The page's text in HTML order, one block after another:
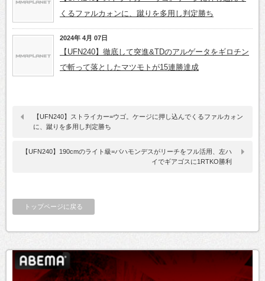
くるファルカォンに、蹴りを多用し判定勝ち
2024年 4月 07日
【UFN240】徹底して突進&TDのアルゲータをギロチン
で斬って落としたマツモトが15連勝達成
【UFN240】ストライカー=ウゴ。ケージに押し込んでくるファルカォン
に、蹴りを多用し判定勝ち
【UFN240】190cmのライト級=バハモンデスがリーチをフル活用、左ハ
イでギアゴスに1RTKO勝利
トップページに戻る